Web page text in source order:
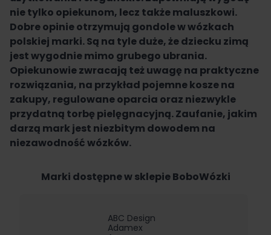
nie tylko opiekunom, lecz także maluszkowi.
Dobre opinie otrzymują gondole w wózkach
polskiej marki. Są na tyle duże, że dziecku zimą
jest wygodnie mimo grubego ubrania.
Opiekunowie zwracają też uwagę na praktyczne
rozwiązania, na przykład pojemne kosze na
zakupy, regulowane oparcia oraz niezwykle
przydatną torbę pielęgnacyjną. Zaufanie, jakim
darzą mark jest niezbitym dowodem na
niezawodność wózków.
Marki dostępne w sklepie BoboWózki
ABC Design
Adamex